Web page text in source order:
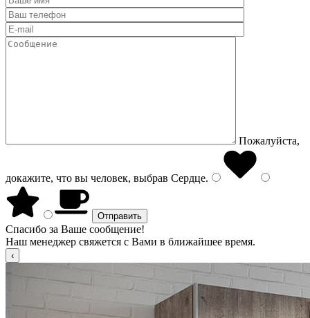
Пожалуйста,
докажите, что вы человек, выбрав Сердце.
Спасибо за Ваше сообщение!
Наш менеджер свяжется с Вами в ближайшее время.